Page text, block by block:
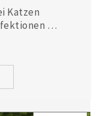
Katzen
Ihres